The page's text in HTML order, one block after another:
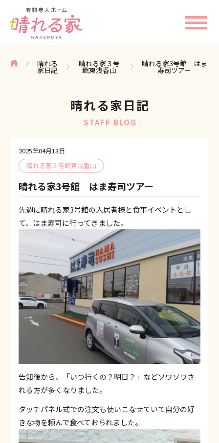
晴れる
家日記
晴れる家３号
館東浅香山
晴れる家3号館 はま
寿司ツアー
晴れる家日記
STAFF BLOG
2025年04月13日
晴れる家３号館東浅香山
晴れる家3号館 はま寿司ツアー
先週に晴れる家3号館の入居者様と食事イベントとし
て、はま寿司に行ってきました。
告知後から、「いつ行くの？明日？」などソワソワさ
れる方が多くなりました。
タッチパネル式での注文も使いこなせていて自分の好
きな物を頼んで食べておられました。